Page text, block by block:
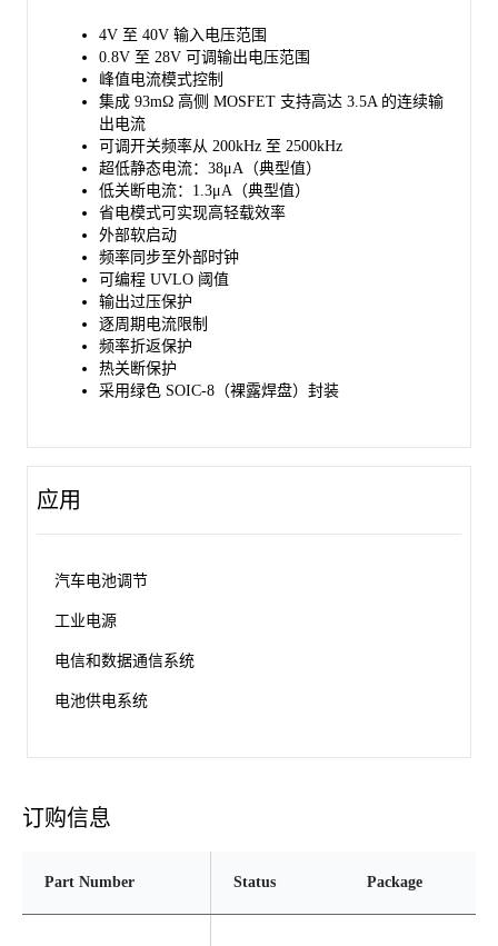
为了提高系统的可靠性，SGM61432 提供了过压瞬变保护功能，
以限制启动或其他瞬态事件中的过冲。逐周期电流限制、频率折
返和热关断保护功能确保了在过载条件下的安全运行。
SGM61432 采用绿色 SOIC-8（裸露焊盘）封装。
4V 至 40V 输入电压范围
0.8V 至 28V 可调输出电压范围
峰值电流模式控制
集成 93mΩ 高侧 MOSFET 支持高达 3.5A 的连续输
出电流
可调开关频率从 200kHz 至 2500kHz
超低静态电流：38μA（典型值）
低关断电流：1.3μA（典型值）
省电模式可实现高轻载效率
外部软启动
频率同步至外部时钟
可编程 UVLO 阈值
输出过压保护
逐周期电流限制
频率折返保护
热关断保护
采用绿色 SOIC-8（裸露焊盘）封装
应用
汽车电池调节
工业电源
电信和数据通信系统
电池供电系统
订购信息
Part Number Status Package